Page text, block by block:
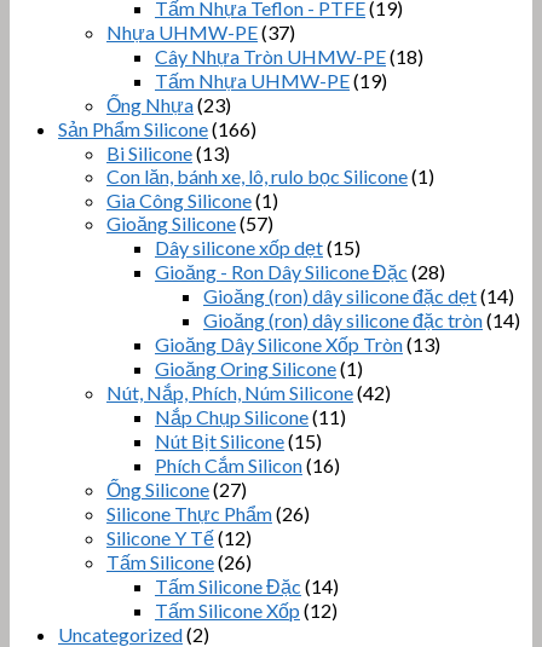
Tấm Nhựa Teflon - PTFE(19)
Nhựa UHMW-PE(37)
Cây Nhựa Tròn UHMW-PE(18)
Tấm Nhựa UHMW-PE(19)
Ống Nhựa(23)
Sản Phẩm Silicone(166)
Bi Silicone(13)
Con lăn, bánh xe, lô, rulo bọc Silicone(1)
Gia Công Silicone(1)
Gioăng Silicone(57)
Dây silicone xốp dẹt(15)
Gioăng - Ron Dây Silicone Đặc (28)
Gioăng (ron) dây silicone đặc dẹt(14)
Gioăng (ron) dây silicone đặc tròn(14)
Gioăng Dây Silicone Xốp Tròn(13)
Gioăng Oring Silicone(1)
Nút, Nắp, Phích, Núm Silicone(42)
Nắp Chụp Silicone(11)
Nút Bịt Silicone(15)
Phích Cắm Silicon(16)
Ống Silicone(27)
Silicone Thực Phẩm(26)
Silicone Y Tế(12)
Tấm Silicone(26)
Tấm Silicone Đặc (14)
Tấm Silicone Xốp (12)
Uncategorized(2)